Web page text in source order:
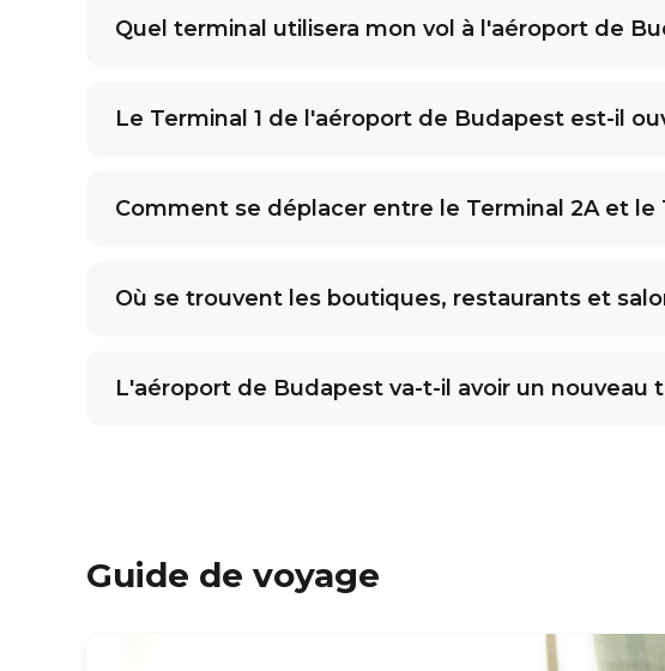
Quel terminal utilisera mon vol à l'aéroport de
Le Terminal 1 de l'aéroport de Budapest est-il
Comment se déplacer entre le Terminal 2A et le
Où se trouvent les boutiques, restaurants et
L'aéroport de Budapest va-t-il avoir un nouveau
Guide de voyage